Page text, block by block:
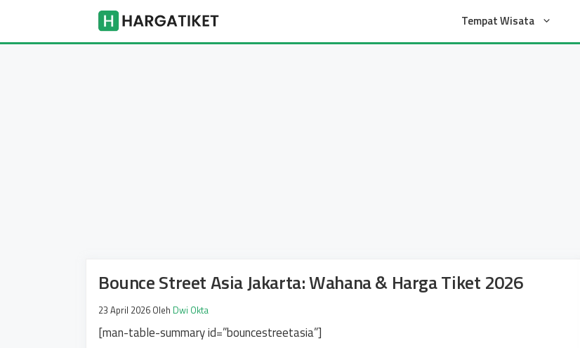
isi
Tempat Wisata
Bounce Street Asia Jakarta: Wahana & Harga Tiket 2026
23 April 2026 Oleh Dwi Okta
[man-table-summary id=”bouncestreetasia”]